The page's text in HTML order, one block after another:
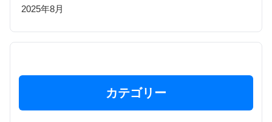
2025年8月
カテゴリー